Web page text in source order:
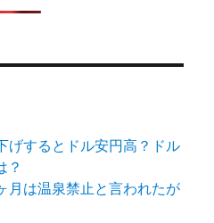
げするとドル安円高？ドル
？
月は温泉禁止と言われたが